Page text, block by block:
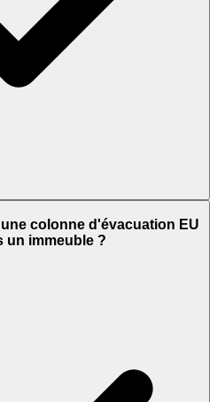
colonne d'évacuation EU
un immeuble ?